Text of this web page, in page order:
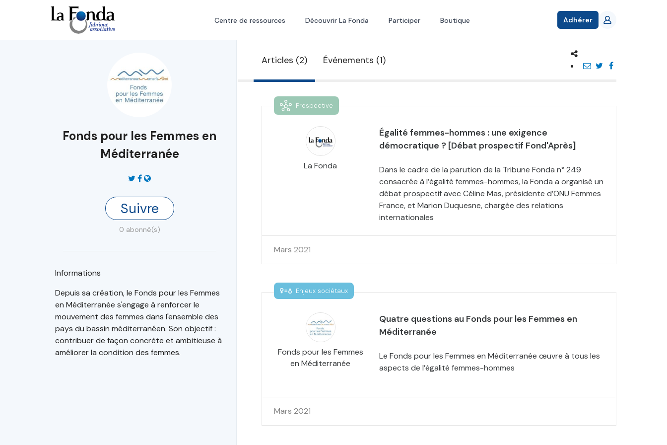
principal
Centre de ressources Découvrir La Fonda Participer Boutique Adhérer
Fonds pour les Femmes en
Méditerranée
Suivre
0 abonné(s)
Informations
Depuis sa création, le Fonds pour les Femmes
en Méditerranée s'engage à renforcer le
mouvement des femmes dans l'ensemble des
pays du bassin méditerranéen. Son objectif :
contribuer de façon concrète et ambitieuse à
améliorer la condition des femmes.
Articles (2) Événements (1)
Prospective
La Fonda
Égalité femmes-hommes : une exigence
démocratique ? [Débat prospectif Fond'Après]
Dans le cadre de la parution de la Tribune Fonda n° 249
consacrée à l’égalité femmes-hommes, la Fonda a organisé un
débat prospectif avec Céline Mas, présidente d’ONU Femmes
France, et Marion Duquesne, chargée des relations
internationales
Mars 2021
Enjeux sociétaux
Fonds pour les Femmes
en Méditerranée
Quatre questions au Fonds pour les Femmes en
Méditerranée
Le Fonds pour les Femmes en Méditerranée œuvre à tous les
aspects de l’égalité femmes-hommes
Mars 2021